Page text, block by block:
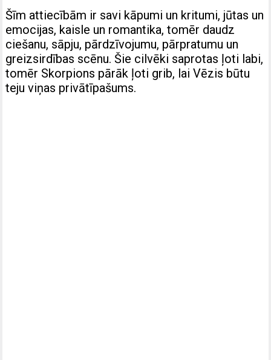
Šīm attiecībām ir savi kāpumi un kritumi, jūtas un
emocijas, kaisle un romantika, tomēr daudz
ciešanu, sāpju, pārdzīvojumu, pārpratumu un
greizsirdības scēnu. Šie cilvēki saprotas ļoti labi,
tomēr Skorpions pārāk ļoti grib, lai Vēzis būtu
teju viņas privātīpašums.